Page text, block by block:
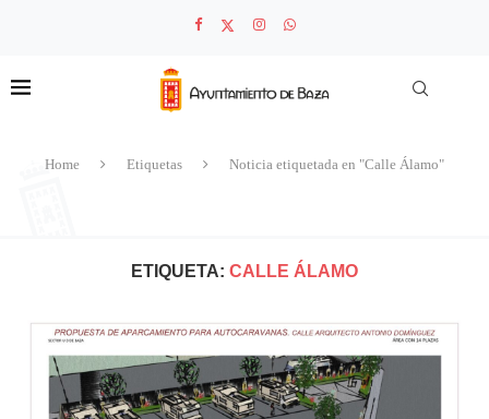
Home Etiquetas Noticia etiquetada en "Calle Álamo"
ETIQUETA: CALLE ÁLAMO